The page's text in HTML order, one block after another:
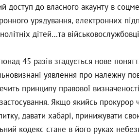
доступ до власного акаунту в
урядування, електронних
дітей…та
45 разів згадується нове
уявлення про належну
принципу правової
Якщо якийсь прокурор
давати хабарі, принижувати
кодекс стане в його руках